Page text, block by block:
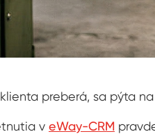
preberá, sa pýta
v eWay-CRM